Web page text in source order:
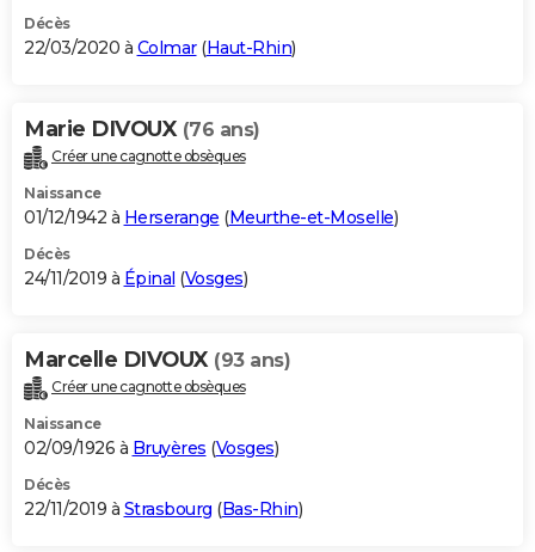
Décès
22/03/2020 à Colmar(Haut-Rhin)
Marie DIVOUX (76 ans)
Créer une cagnotte obsèques
Naissance
01/12/1942 à Herserange (Meurthe-et-Moselle)
Décès
24/11/2019 à Épinal (Vosges)
Marcelle DIVOUX (93 ans)
Créer une cagnotte obsèques
Naissance
02/09/1926 à Bruyères (Vosges)
Décès
22/11/2019 à Strasbourg (Bas-Rhin)